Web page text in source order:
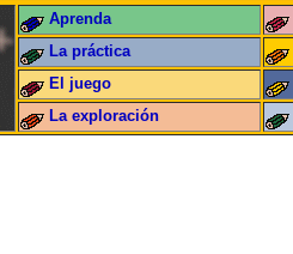
Aprenda
La práctica
El juego
La exploración